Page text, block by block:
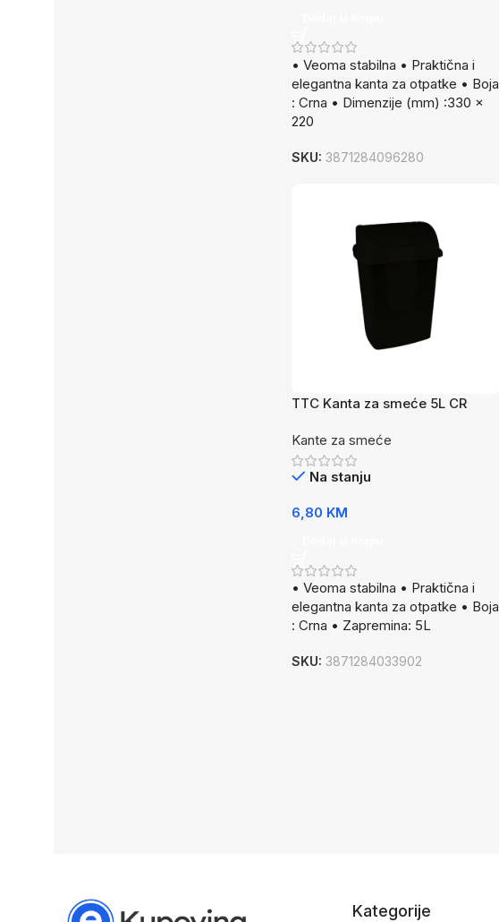
• Veoma stabilna • Praktična i
elegantna kanta za otpatke • Boja
: Crna • Dimenzije (mm) :330 x
220
SKU: 3871284096280
TTC Kanta za smeće 5L CR
Kante za smeće
Na stanju
6,80 KM
• Veoma stabilna • Praktična i
elegantna kanta za otpatke • Boja
: Crna • Zapremina: 5L
SKU: 3871284033902
Kategorije